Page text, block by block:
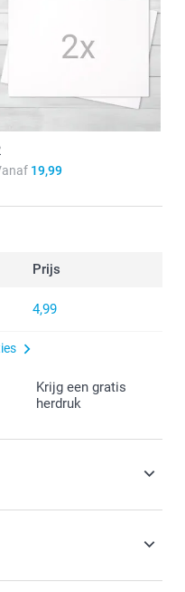
19,99
Prijs
4,99
Krijg een gratis
herdruk
BTW en exclusief